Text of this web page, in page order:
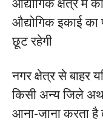
औद्योगिक इकाई
छूट रहेगी
नगर क्षेत्र से बाहर
किसी अन्य जिले
आना-जाना करता है